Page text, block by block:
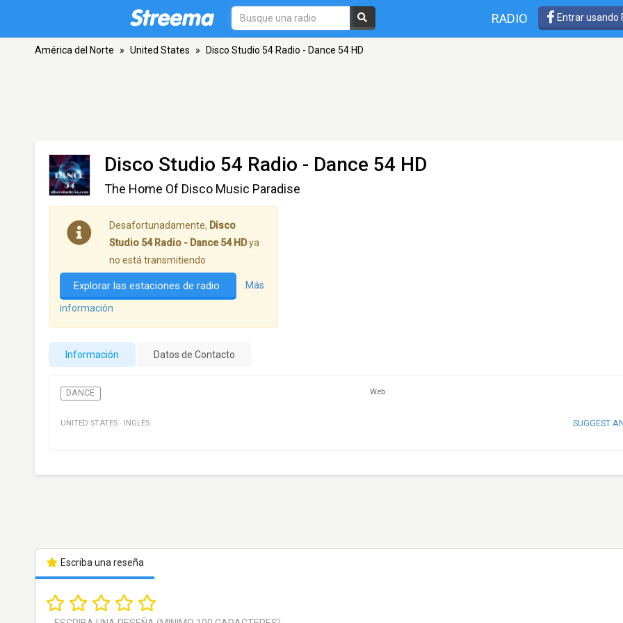
RADIO Entrar usando
América del Norte » United States » Disco Studio 54 Radio - Dance 54 HD
Disco Studio 54 Radio - Dance 54 HD
The Home Of Disco Music Paradise
Desafortunadamente, Disco
Studio 54 Radio - Dance 54 HDya
no está transmitiendo
Explorar las estaciones de radio Más
información
Información Datos de Contacto
DANCE Web
UNITED STATES · INGLÉS SUGGEST
Escriba una reseña